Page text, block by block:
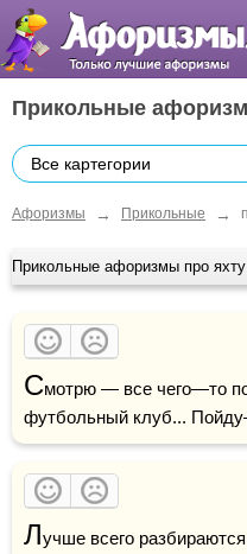
Прикольные
Все картегории
Афоризмы → Прикольные →
Прикольные афоризмы про яхту
Смотрю — все чего—то
футбольный клуб...
Л